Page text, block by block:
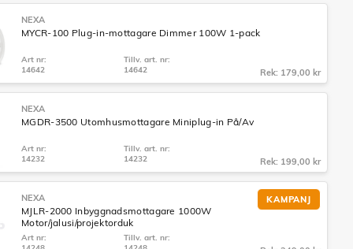
NEXA
MYCR-100 Plug-in-mottagare Dimmer 100W 1-pack
Art nr:
14642
Tillv. art. nr:
14642
Rek: 179,00 kr
NEXA
MGDR-3500 Utomhusmottagare Miniplug-in På/Av
Art nr:
14232
Tillv. art. nr:
14232
Rek: 199,00 kr
KAMPANJ
NEXA
MJLR-2000 Inbyggnadsmottagare 1000W
Motor/jalusi/projektorduk
Art nr:
Tillv. art. nr: